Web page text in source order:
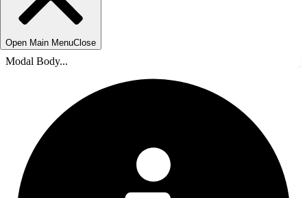
Open Main MenuClose
Modal Body...